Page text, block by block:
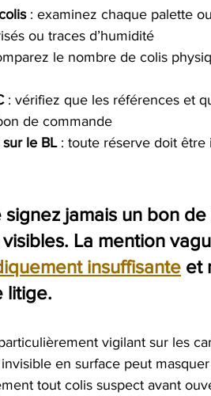
: examinez chaque palette
ou traces d’humidité
le nombre de colis
: vérifiez que les références et
de commande
le BL : toute réserve doit être
signez jamais un bon
La mention
insuffisante et
litige.
vigilant sur les
en surface peut
tout colis suspect avant